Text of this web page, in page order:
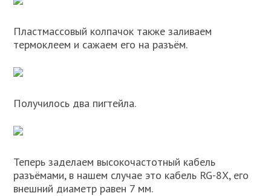
Пластмассовый колпачок также заливаем
термоклеем и сажаем его на разъём.
Получилось два пигтейла.
Теперь заделаем высокочастотный кабель
разъёмами, в нашем случае это кабель RG-8X, его
внешний диаметр равен 7 мм.